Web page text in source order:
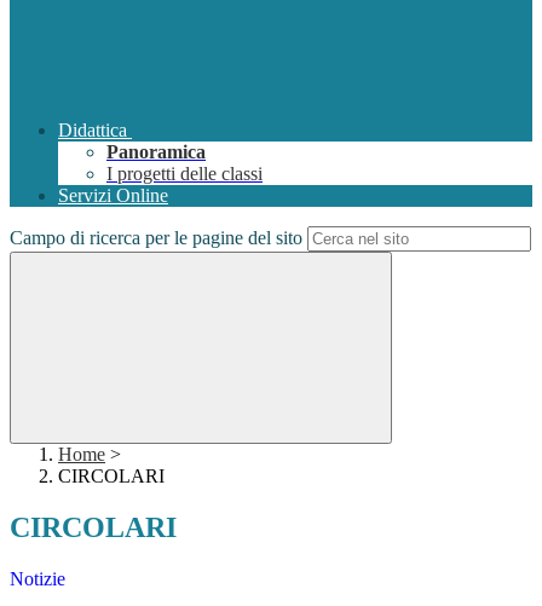
Didattica
Panoramica
I progetti delle classi
Servizi Online
Campo di ricerca per le pagine del sito
Home >
CIRCOLARI
CIRCOLARI
Notizie